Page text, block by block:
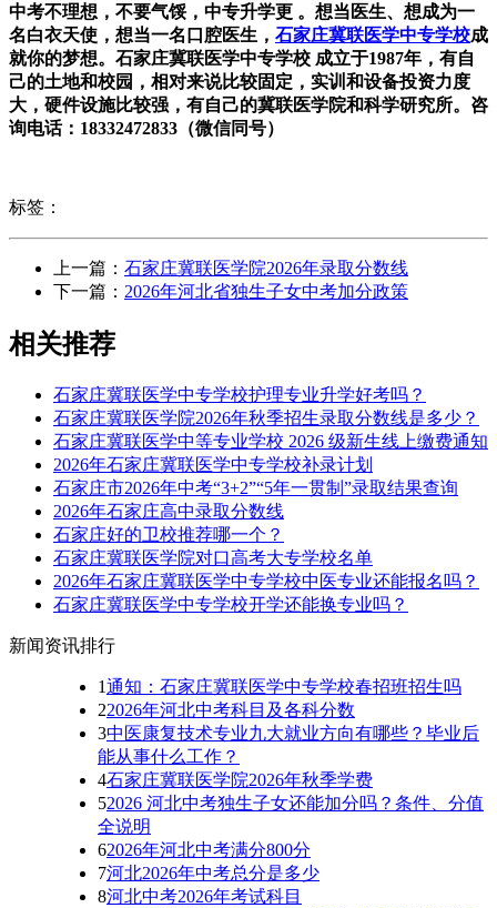
中考不理想，不要气馁，中专升学更 。想当医生、想成为一
名白衣天使，想当一名口腔医生， 石家庄冀联医学中专学校成
就你的梦想。石家庄冀联医学中专学校 成立于1987年，有自
己的土地和校园，相对来说比较固定，实训和设备投资力度
大，硬件设施比较强，有自己的冀联医学院和科学研究所。咨
询电话：18332472833（微信同号）
标签：
上一篇： 石家庄冀联医学院2026年录取分数线
下一篇： 2026年河北省独生子女中考加分政策
相关推荐
石家庄冀联医学中专学校护理专业升学好考吗？
石家庄冀联医学院2026年秋季招生录取分数线是多少？
石家庄冀联医学中等专业学校 2026 级新生线上缴费通知
2026年石家庄冀联医学中专学校补录计划
石家庄市2026年中考“3+2”“5年一贯制”录取结果查询
2026年石家庄高中录取分数线
石家庄好的卫校推荐哪一个？
石家庄冀联医学院对口高考大专学校名单
2026年石家庄冀联医学中专学校中医专业还能报名吗？
石家庄冀联医学中专学校开学还能换专业吗？
新闻资讯排行
1通知：石家庄冀联医学中专学校春招班招生吗
22026年河北中考科目及各科分数
3中医康复技术专业九大就业方向有哪些？毕业后
能从事什么工作？
4石家庄冀联医学院2026年秋季学费
52026 河北中考独生子女还能加分吗？条件、分值
全说明
62026年河北中考满分800分
7河北2026年中考总分是多少
8河北中考2026年考试科目